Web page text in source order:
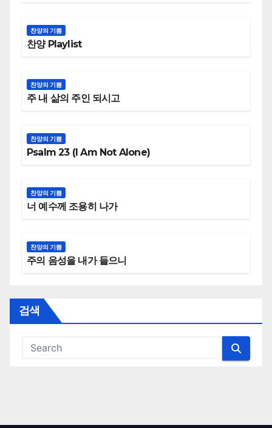
찬양의 기쁨
찬양 Playlist
찬양의 기쁨
주 내 삶의 주인 되시고
찬양의 기쁨
Psalm 23 (I Am Not Alone)
찬양의 기쁨
너 예수께 조용히 나가
찬양의 기쁨
주의 음성을 내가 들으니
검색